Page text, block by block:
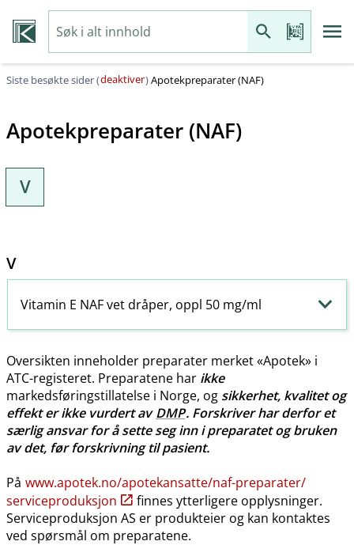
Siste besøkte sider (deaktiver)Apotekpreparater (NAF)
Apotekpreparater (NAF)
V
V
Vitamin E NAF vet dråper, oppl 50 mg/ml
Oversikten inneholder preparater merket «Apotek» i
ATC-registeret. Preparatene har ikke
markedsføringstillatelse i Norge, og sikkerhet, kvalitet og
effekt er ikke vurdert avDMP. Forskriver har derfor et
særlig ansvar for å sette seg inn i preparatet og bruken
av det, før forskrivning til pasient.
På www.apotek.no​/​apotekansatte​/​naf-preparater​/​
serviceproduksjon
finnes ytterligere opplysninger.
Serviceproduksjon AS er produkteier og kan kontaktes
ved spørsmål om preparatene.